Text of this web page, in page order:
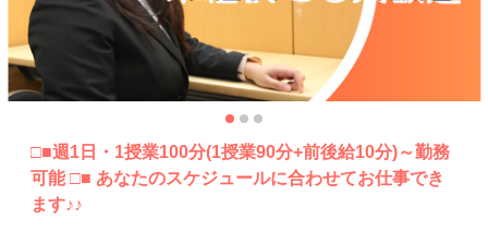
□■週1日・1授業100分(1授業90分+前後給10分)～勤務
可能 □■ あなたのスケジュールに合わせてお仕事でき
ます♪♪